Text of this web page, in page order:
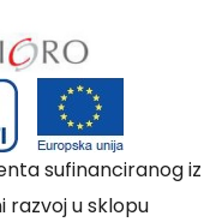
sufinanciranog iz
razvoj u sklopu